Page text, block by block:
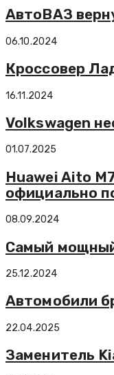
АвтоВАЗ
06.10.2024
Кроссовер
16.11.2024
Volkswagen
01.07.2025
Huawei Aito
официально
08.09.2024
Самый
25.12.2024
Автомобили
22.04.2025
Заменитель